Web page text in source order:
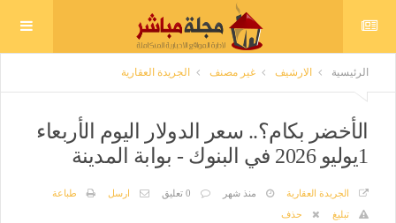
الرئيسية الارشيف غير مصنف الجريدة العقارية
الأخضر بكام؟.. سعر الدولار اليوم الأربعاء
1يوليو 2026 في البنوك - بوابة المدينة
الجريدة العقارية منذ شهر 0 تعليق ارسل
طباعة
تبليغ
حذف